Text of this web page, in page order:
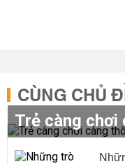
CÙNG CHỦ
Trẻ càng chơi